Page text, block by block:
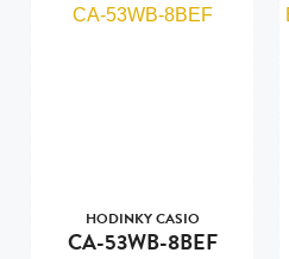
HODINKY CASIO
CA-53WB-8BEF